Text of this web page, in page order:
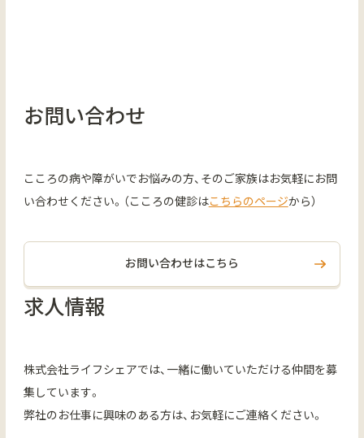
お問い合わせ
こころの病や障がいでお悩みの方、そのご家族はお気軽にお問
い合わせください。（こころの健診はこちらのページから）
お問い合わせはこちら
求人情報
株式会社ライフシェアでは、一緒に働いていただける仲間を募
集しています。
弊社のお仕事に興味のある方は、お気軽にご連絡ください。